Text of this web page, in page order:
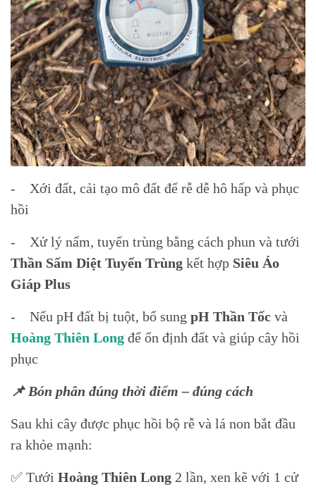
- Xới đất, cải tạo mô đất để rễ dễ hô hấp và phục
hồi
- Xử lý nấm, tuyến trùng bằng cách phun và tưới
Thần Sấm Diệt Tuyến Trùng kết hợp Siêu Áo
Giáp Plus
- Nếu pH đất bị tuột, bổ sung pH Thần Tốc và
Hoàng Thiên Long để ổn định đất và giúp cây hồi
phục
📌 Bón phân đúng thời điểm – đúng cách
Sau khi cây được phục hồi bộ rễ và lá non bắt đầu
ra khỏe mạnh:
✅ Tưới Hoàng Thiên Long 2 lần, xen kẽ với 1 cử